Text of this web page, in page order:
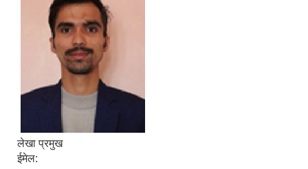
लेखा प्रमुख
ईमेल: